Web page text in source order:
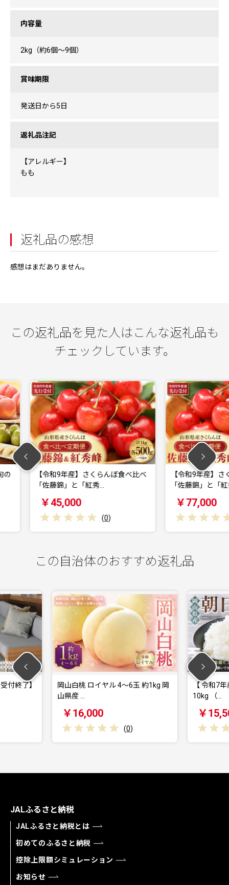
内容量
2kg（約6個～9個）
賞味期限
発送日から5日
返礼品注記
【アレルギー】
もも
返礼品の感想
感想はまだありません。
この返礼品を見た人はこんな返礼品も
チェックしています。
んぼ食べ比べ
【令和9年産】さくらんぼ食べ比べ
「佐藤錦」と「紅秀…
￥77,000
【令
峰」
￥
この自治体のおすすめ返礼品
ロイヤル 4〜6玉 約1kg 岡
【 令和7年産 】 岡山県産 朝日米
JALふるさと納税
JALふるさと納税とは
初めてのふるさと納税
控除上限額シミュレーション
お知らせ